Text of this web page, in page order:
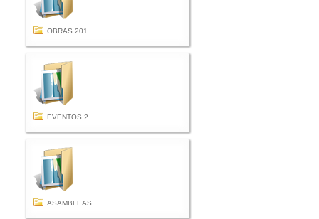
OBRAS 201...
EVENTOS 2...
ASAMBLEAS...
Obras
Asambleas
Convenios
Eventos
Comunicados e Invitaciones
Socializaciones
Social
Transparencia